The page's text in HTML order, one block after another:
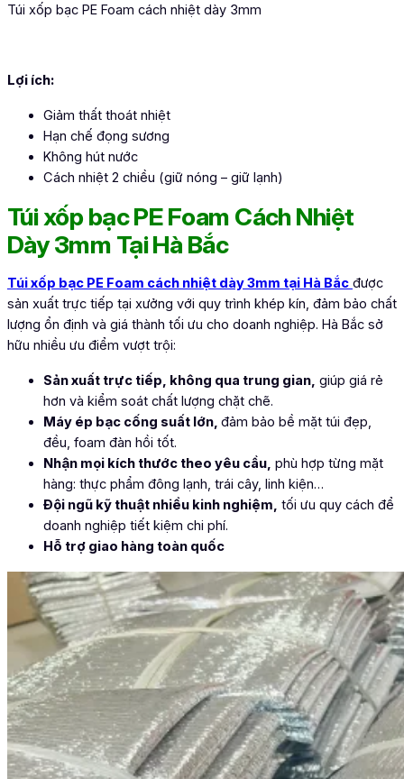
Túi xốp bạc PE Foam cách nhiệt dày 3mm
Lợi ích:
Giảm thất thoát nhiệt
Hạn chế đọng sương
Không hút nước
Cách nhiệt 2 chiều (giữ nóng – giữ lạnh)
Túi xốp bạc PE Foam Cách Nhiệt
Dày 3mm Tại Hà Bắc
Túi xốp bạc PE Foam cách nhiệt dày 3mm tại Hà Bắc được
sản xuất trực tiếp tại xưởng với quy trình khép kín, đảm bảo chất
lượng ổn định và giá thành tối ưu cho doanh nghiệp. Hà Bắc sở
hữu nhiều ưu điểm vượt trội:
Sản xuất trực tiếp, không qua trung gian, giúp giá rẻ
hơn và kiểm soát chất lượng chặt chẽ.
Máy ép bạc cống suất lớn, đảm bảo bề mặt túi đẹp,
đều, foam đàn hồi tốt.
Nhận mọi kích thước theo yêu cầu, phù hợp từng mặt
hàng: thực phẩm đông lạnh, trái cây, linh kiện…
Đội ngũ kỹ thuật nhiều kinh nghiệm, tối ưu quy cách để
doanh nghiệp tiết kiệm chi phí.
Hỗ trợ giao hàng toàn quốc